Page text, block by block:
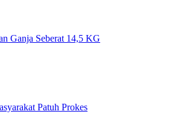
Ganja Seberat 14,5 KG
Patuh Prokes